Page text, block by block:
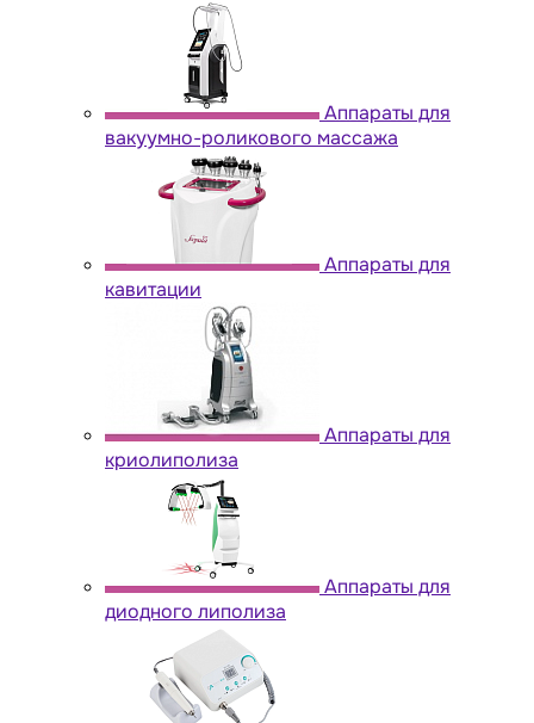
Аппараты для
вакуумно-роликового массажа
Аппараты для
кавитации
Аппараты для
криолиполиза
Аппараты для
диодного липолиза